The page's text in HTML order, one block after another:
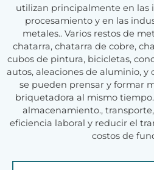
utilizan principalmente en las
procesamiento y en las
metales.. Varios restos de
chatarra, chatarra de cobre,
cubos de pintura, bicicletas,
autos, aleaciones de aluminio, y
se pueden prensar y formar
briquetadora al mismo
almacenamiento.,
eficiencia laboral y reducir el
costos de